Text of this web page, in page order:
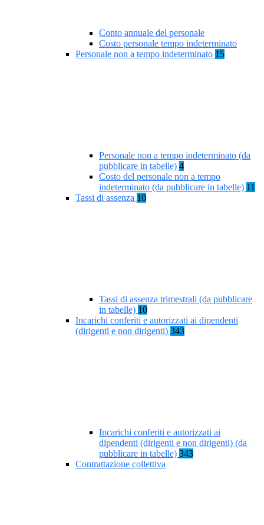
Conto annuale del personale
Costo personale tempo indeterminato
Personale non a tempo indeterminato 15
Personale non a tempo indeterminato (da
pubblicare in tabelle) 4
Costo del personale non a tempo
indeterminato (da pubblicare in tabelle) 11
Tassi di assenza 10
Tassi di assenza trimestrali (da pubblicare
in tabelle) 10
Incarichi conferiti e autorizzati ai dipendenti
(dirigenti e non dirigenti) 343
Incarichi conferiti e autorizzati ai
dipendenti (dirigenti e non dirigenti) (da
pubblicare in tabelle) 343
Contrattazione collettiva